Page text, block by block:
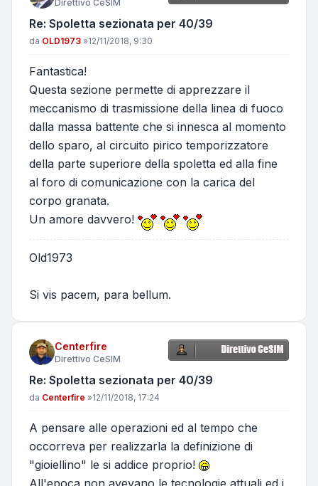
Direttivo CeSIM
Re: Spoletta sezionata per 40/39
Messaggio
da OLD1973 »12/11/2018, 9:30
Fantastica!
Questa sezione permette di apprezzare il
meccanismo di trasmissione della linea di fuoco
dalla massa battente che si innesca al momento
dello sparo, al circuito pirico temporizzatore
della parte superiore della spoletta ed alla fine
al foro di comunicazione con la carica del
corpo granata.
Un amore davvero!
Old1973
Si vis pacem, para bellum.
Centerfire
Direttivo CeSIM
Re: Spoletta sezionata per 40/39
Messaggio
da Centerfire »12/11/2018, 17:24
A pensare alle operazioni ed al tempo che
occorreva per realizzarla la definizione di
"gioiellino" le si addice proprio!